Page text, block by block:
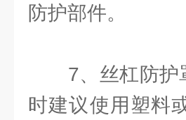
防护部件。
7、丝杠防护罩
时建议使用塑料